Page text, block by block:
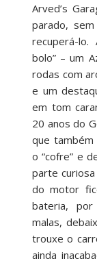
Arved’s
parado,
recuperá-
bolo” – um
rodas com
e um
em tom
20 anos do
que
o “cofre” e
parte
do motor
bateria,
malas,
trouxe o
ainda